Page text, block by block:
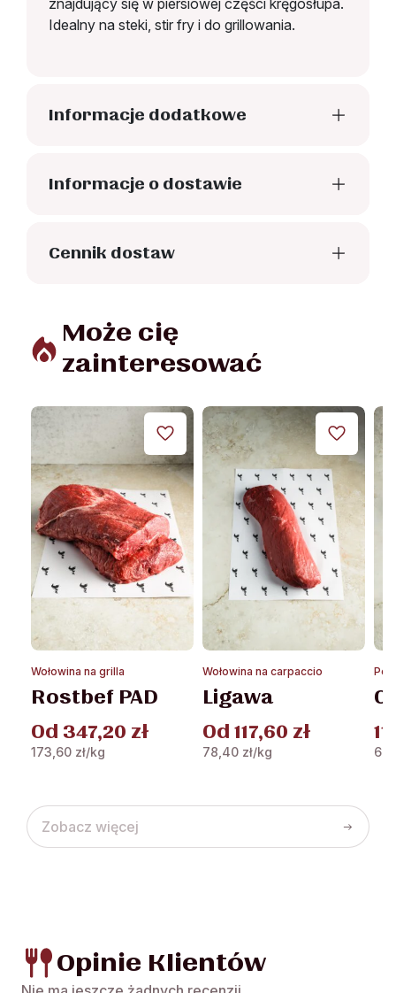
Idealny na steki, stir fry i do grillowania.
Informacje dodatkowe
Informacje o dostawie
Cennik dostaw
Może cię
zainteresować
produkt
ma
wiele
wariantów.
wybrać
na
stronie
Wołowina na grilla
Rostbef PAD
Od 347,20 zł
173,60 zł/kg
Wołowina na carpaccio
Ligawa
Od 117,60 zł
78,40 zł/kg
ma
Zobacz więcej
Opinie Klientów